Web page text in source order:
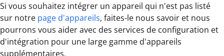
Si vous souhaitez intégrer un appareil qui n'est pas listé
sur notre page d'appareils, faites-le nous savoir et nous
pourrons vous aider avec des services de configuration et
d'intégration pour une large gamme d'appareils
supplémentaires.